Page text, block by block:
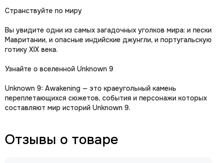
Странствуйте по миру
Вы увидите одни из самых загадочных уголков мира: и пески
Мавритании, и опасные индийские джунгли, и португальскую
готику XIX века.
Узнайте о вселенной Unknown 9
Unknown 9: Awakening — это краеугольный камень
переплетающихся сюжетов, события и персонажи которых
составляют мир историй Unknown 9.
Отзывы о товаре